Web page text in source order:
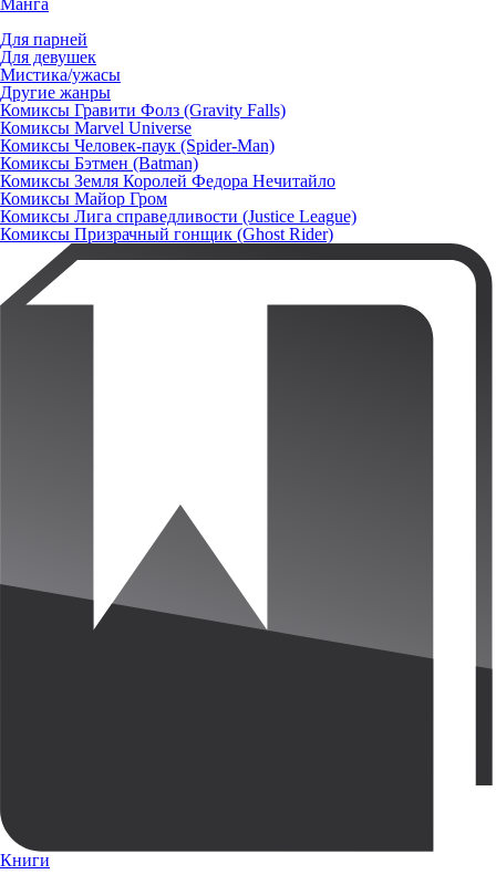
Манга
Для парней
Для девушек
Мистика/ужасы
Другие жанры
Комиксы Гравити Фолз (Gravity Falls)
Комиксы Marvel Universe
Комиксы Человек-паук (Spider-Man)
Комиксы Бэтмен (Batman)
Комиксы Земля Королей Федора Нечитайло
Комиксы Майор Гром
Комиксы Лига справедливости (Justice League)
Комиксы Призрачный гонщик (Ghost Rider)
Книги